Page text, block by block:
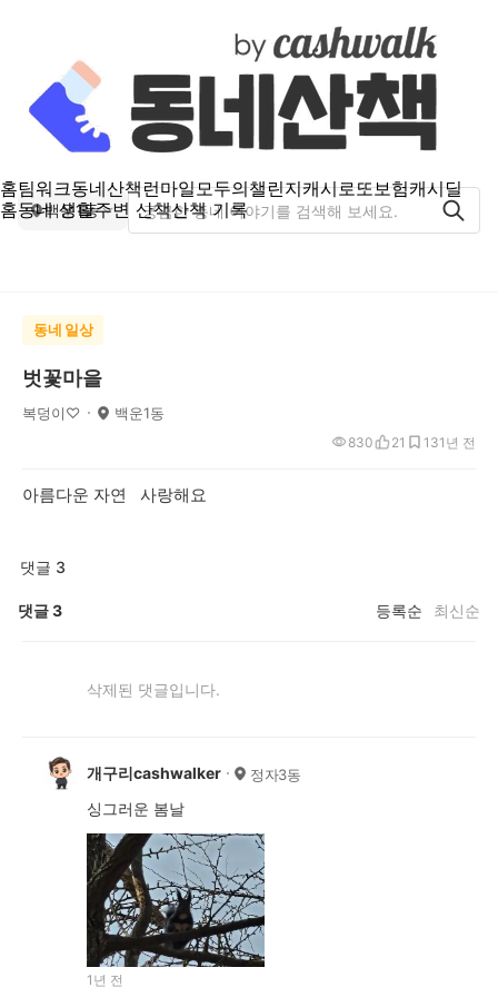
홈팀워크동네산책런마일모두의챌린지캐시로또보험캐시딜
홈동네 생활주변 산책산책 기록
백운1동
동네 일상
벗꽃마을
복덩이♡ 백운1동
1년 전
830 21 13
아름다운 자연 사랑해요
댓글 3
댓글3 등록순 최신순
삭제된 댓글입니다.
개구리cashwalker 정자3동
싱그러운 봄날
1년 전